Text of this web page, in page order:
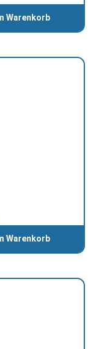
Warenkorb
Warenkorb